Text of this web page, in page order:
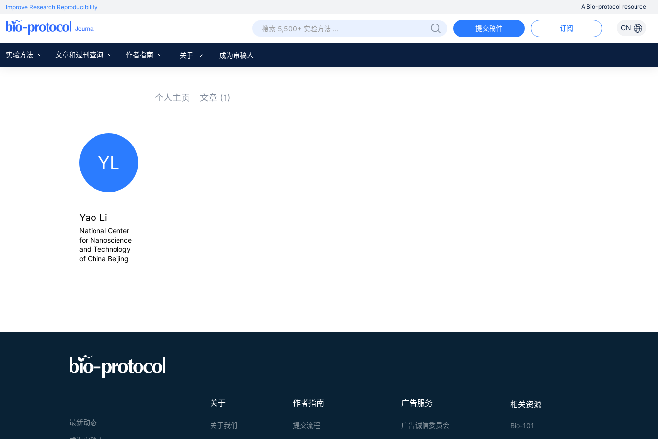
Improve Research Reproducibility A Bio-protocol resource
CN
订阅
提交稿件
实验方法 文章和过刊查询 作者指南 关于 成为审稿人
个人主页 文章 (1)
YL
Yao Li
National Center
for Nanoscience
and Technology
of China Beijing
相关资源
Bio-101
广告服务
广告诚信委员会
作者指南
提交流程
关于
关于我们
最新动态